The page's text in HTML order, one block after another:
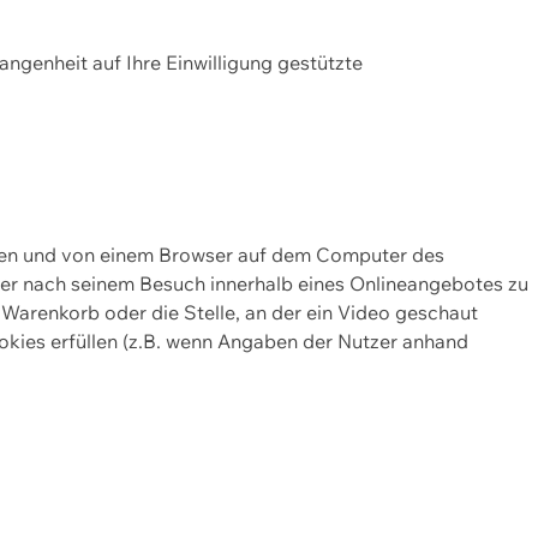
auf Ihre Einwilligung gestützte
und von einem Browser auf dem Computer des
nach seinem Besuch innerhalb eines Onlineangebotes zu
oder die Stelle, an der ein Video geschaut
erfüllen (z.B. wenn Angaben der Nutzer anhand